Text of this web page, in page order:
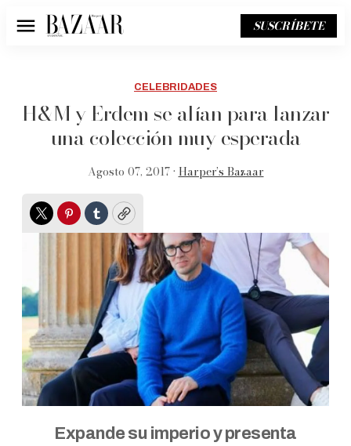
Menú SUSCRÍBETE
CELEBRIDADES
H&M y Erdem se alían para lanzar
una colección muy esperada
Agosto 07, 2017 • Harper’s Bazaar
TwitterPinterest
TumblrCopy
Expande su imperio y presenta